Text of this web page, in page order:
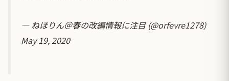
— ねほりん＠春の改編情報に注目 (@orfevre1278)
May 19, 2020